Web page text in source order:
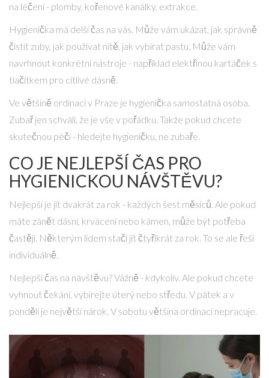
na léčení - plomby, kořenové kanálky, extrakce.
Hygienička má delší čas na vás. Může vám ukázat, jak správně
čistit zuby, jak používat nitě, jak vybírat pastu. Může vám
navrhnout konkrétní nástroje - například elektřinou kartáček s
tlačítkem pro citlivé dásně.
Ve většině ordinací v Praze je hygienička samostatná osoba.
Zubař jen schválí, že je vše v pořádku. Takže pokud chcete
skutečnou péči - hledejte hygieničku, ne zubaře.
CO JE NEJLEPŠÍ ČAS PRO
HYGIENICKOU NÁVŠTĚVU?
Nejlepší je jít dvakrát za rok - každých šest měsíců. Ale pokud
máte zánět dásní, krvácení nebo kámen, může být potřeba
častěji. Některým lidem stačí jít čtyřikrát za rok. To se ale řeší
individuálně.
Nejlepší čas na návštěvu? Vážně - kdykoliv. Ale pokud chcete
vyhnout čekání, vybírejte úterý nebo středu. V pátek a v
pondělí je největší nárok. V sobotu většina ordinací nepracuje.